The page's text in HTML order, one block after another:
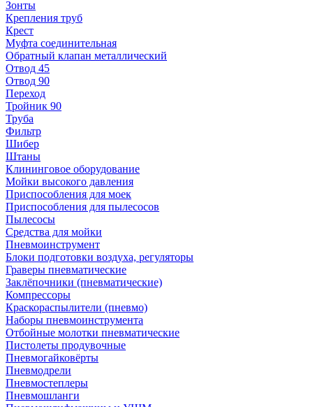
Зонты
Крепления труб
Крест
Муфта соединительная
Обратный клапан металлический
Отвод 45
Отвод 90
Переход
Тройник 90
Труба
Фильтр
Шибер
Штаны
Клининговое оборудование
Мойки высокого давления
Приспособления для моек
Приспособления для пылесосов
Пылесосы
Средства для мойки
Пневмоинструмент
Блоки подготовки воздуха, регуляторы
Граверы пневматические
Заклёпочники (пневматические)
Компрессоры
Краскораспылители (пневмо)
Наборы пневмоинструмента
Отбойные молотки пневматические
Пистолеты продувочные
Пневмогайковёрты
Пневмодрели
Пневмостеплеры
Пневмошланги